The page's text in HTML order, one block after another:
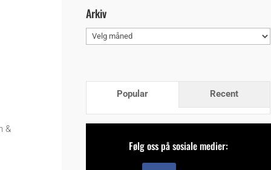
&
Arkiv
Arkiv
Popular Recent
Følg oss på sosiale medier: